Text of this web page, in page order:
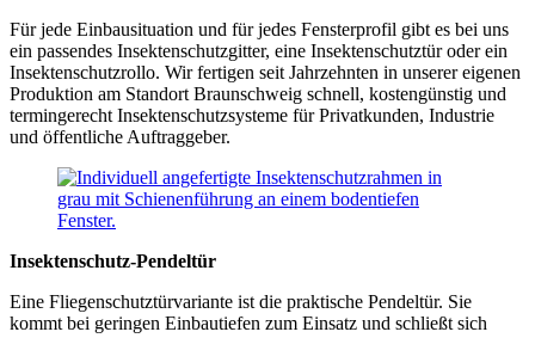
Für jede Einbausituation und für jedes Fensterprofil gibt es bei uns
ein passendes Insektenschutzgitter, eine Insektenschutztür oder ein
Insektenschutzrollo. Wir fertigen seit Jahrzehnten in unserer eigenen
Produktion am Standort Braunschweig schnell, kostengünstig und
termingerecht Insektenschutzsysteme für Privatkunden, Industrie
und öffentliche Auftraggeber.
Insektenschutz-Pendeltür
Eine Fliegenschutztürvariante ist die praktische Pendeltür. Sie
kommt bei geringen Einbautiefen zum Einsatz und schließt sich